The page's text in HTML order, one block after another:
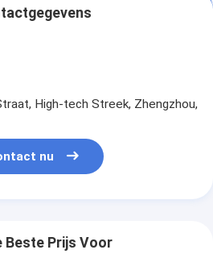
High-tech Streek, Zhengzhou,
nu
Beste Prijs Voor